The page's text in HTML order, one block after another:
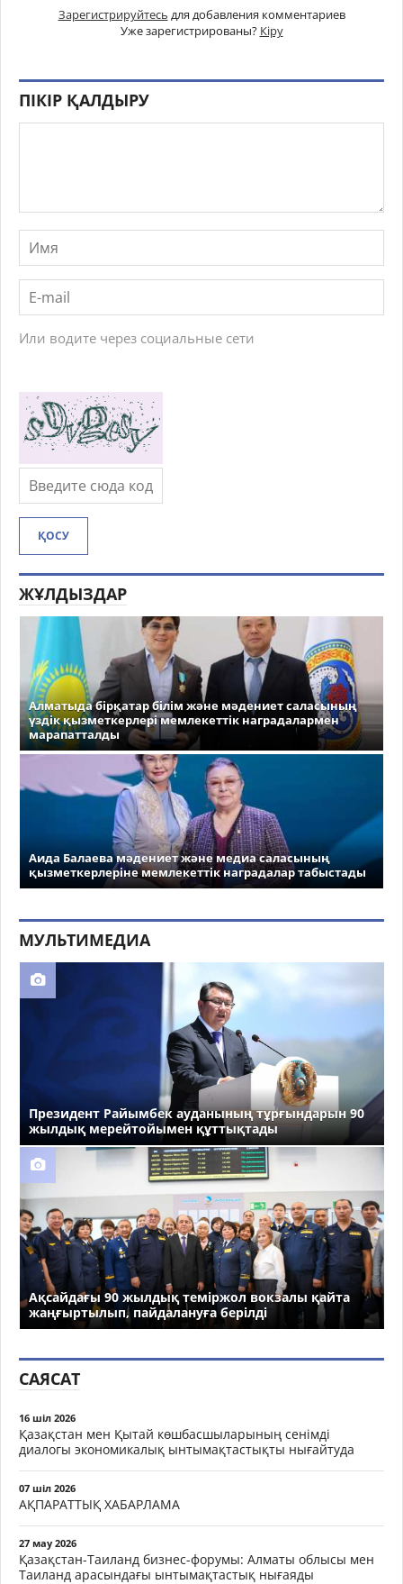
Зарегистрируйтесь для добавления комментариев
Уже зарегистрированы? Кіру
ПІКІР ҚАЛДЫРУ
Или водите через социальные сети
ҚОСУ
ЖҰЛДЫЗДАР
Алматыда бірқатар білім және мәдениет саласының
үздік қызметкерлері мемлекеттік наградалармен
марапатталды
Аида Балаева мәдениет және медиа саласының
қызметкерлеріне мемлекеттік наградалар табыстады
МУЛЬТИМЕДИА
Президент Райымбек ауданының тұрғындарын 90
жылдық мерейтойымен құттықтады
Ақсайдағы 90 жылдық теміржол вокзалы қайта
жаңғыртылып, пайдалануға берілді
САЯСАТ
16 шіл 2026
Қазақстан мен Қытай көшбасшыларының сенімді
диалогы экономикалық ынтымақтастықты нығайтуда
07 шіл 2026
АҚПАРАТТЫҚ ХАБАРЛАМА
27 мау 2026
Қазақстан-Таиланд бизнес-форумы: Алматы облысы мен
Таиланд арасындағы ынтымақтастық нығаяды